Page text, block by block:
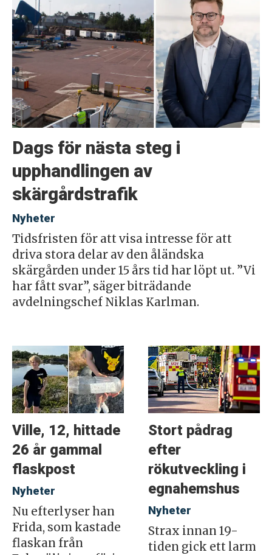
Dags för nästa steg i
upphandlingen av
skärgårdstrafik
Nyheter
Tidsfristen för att visa intresse för att
driva stora delar av den åländska
skärgården under 15 års tid har löpt ut. ”Vi
har fått svar”, säger biträdande
avdelningschef Niklas Karlman.
Ville, 12, hittade
26 år gammal
flaskpost
Nyheter
Nu efterlyser han
Frida, som kastade
flaskan från
Stort pådrag
efter
rökutveckling i
egnahemshus
Nyheter
Strax innan 19-
tiden gick ett larm